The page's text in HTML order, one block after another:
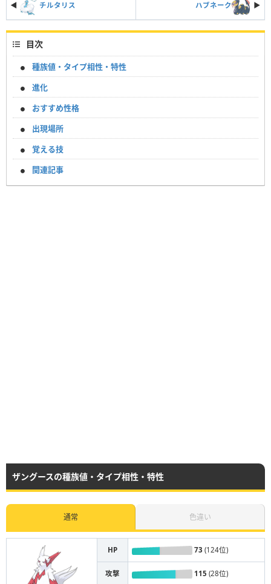
◀ チルタリス ハブネーク ▶︎
目次
種族値・タイプ相性・特性
進化
おすすめ性格
出現場所
覚える技
関連記事
ザングースの種族値・タイプ相性・特性
通常 色違い
HP 73 (124位)
攻撃 115 (28位)